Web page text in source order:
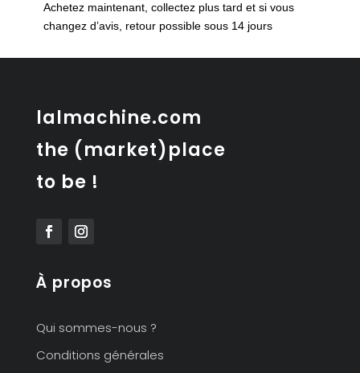
Up
Achetez maintenant, collectez plus tard et si vous
changez d’avis, retour possible sous 14 jours
lalmachine.com
the (market)place
to be !
À propos
Qui sommes-nous ?
Conditions générales